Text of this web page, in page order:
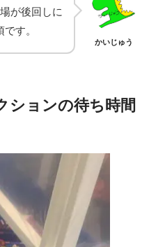
かいじゅう
が後回しに
す。
ションの待ち時間